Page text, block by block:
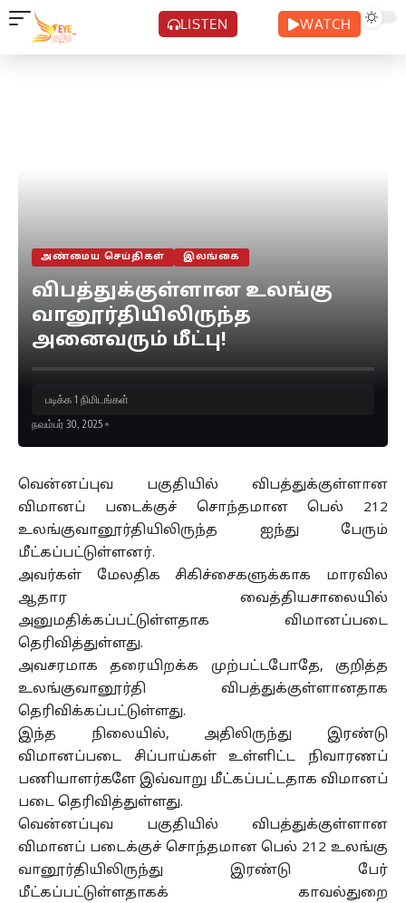
LISTEN WATCH
அண்மைய செய்திகள் இலங்கை
விபத்துக்குள்ளான உலங்கு
வானூர்தியிலிருந்த
அனைவரும் மீட்பு!
நவம்பர் 30, 2025
படிக்க 1 நிமிடங்கள்
வென்னப்புவ பகுதியில் விபத்துக்குள்ளான
விமானப் படைக்குச் சொந்தமான பெல் 212
உலங்குவானூர்தியிலிருந்த ஐந்து பேரும்
மீட்கப்பட்டுள்ளனர்.
அவர்கள் மேலதிக சிகிச்சைகளுக்காக மாரவில
ஆதார வைத்தியசாலையில்
அனுமதிக்கப்பட்டுள்ளதாக விமானப்படை
தெரிவித்துள்ளது.
அவசரமாக தரையிறக்க முற்பட்டபோதே, குறித்த
உலங்குவானூர்தி விபத்துக்குள்ளானதாக
தெரிவிக்கப்பட்டுள்ளது.
இந்த நிலையில், அதிலிருந்து இரண்டு
விமானப்படை சிப்பாய்கள் உள்ளிட்ட நிவாரணப்
பணியாளர்களே இவ்வாறு மீட்கப்பட்டதாக விமானப்
படை தெரிவித்துள்ளது.
வென்னப்புவ பகுதியில் விபத்துக்குள்ளான
விமானப் படைக்குச் சொந்தமான பெல் 212 உலங்கு
வானூர்தியிலிருந்து இரண்டு பேர்
மீட்கப்பட்டுள்ளதாகக் காவல்துறை